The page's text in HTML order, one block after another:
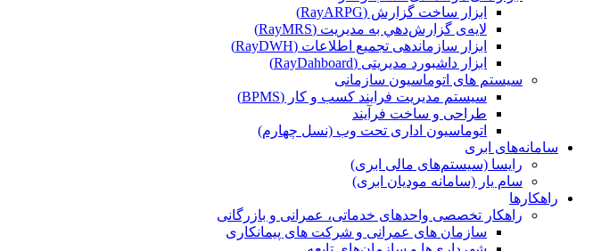
ابزار ساخت گزارش (RayARPG)
لایه‌ی گزارش‌دهي به مديريت (RayMRS)
ابزار سازماندهی تجمیع اطلاعات (RayDWH)
ابزار داشبورد مدیریتی (RayDahboard)
سیستم های اتوماسیون سازمانی
سیستم مدیریت فرایند کسب و کار (BPMS)
طراحی و ساخت فرآیند
اتوماسیون اداری تحت وب (نسل چهارم)
سامانه‌های ابری
رایسا (سیستم‌های مالی ابری)
سام یار (سامانه مودیان ابری)
راهکارها
راهکار تخصصی واحدهای خدماتی، عمرانی و بازرگانی
سازمان های عمرانی و شرکت های پیمانکاری